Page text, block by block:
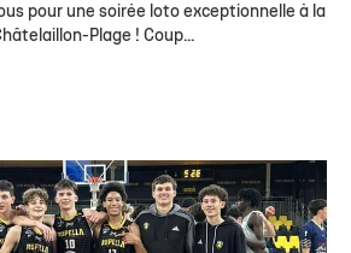
pour une soirée loto exceptionnelle à la
Plage ! Coup...